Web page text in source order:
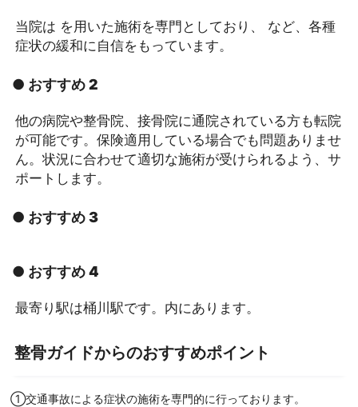
当院は を用いた施術を専門としており、 など、各種
症状の緩和に自信をもっています。
● おすすめ 2
他の病院や整骨院、接骨院に通院されている方も転院
が可能です。保険適用している場合でも問題ありませ
ん。状況に合わせて適切な施術が受けられるよう、サ
ポートします。
● おすすめ 3
● おすすめ 4
最寄り駅は桶川駅です。内にあります。
整骨ガイドからのおすすめポイント
①交通事故による症状の施術を専門的に行っております。